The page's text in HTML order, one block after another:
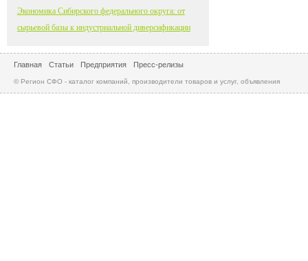
Экономика Сибирского федерального округа: от
сырьевой базы к индустриальной диверсификации
Главная Статьи Предприятия Пресс-релизы
© Регион СФО - каталог компаний, производители товаров и услуг, объявления